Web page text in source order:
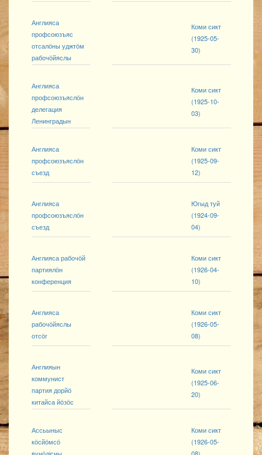
Англияса
профсоюзъяс
отсалӧны уджтӧм
рабочӧйяслы
Коми сикт
(1925-05-
30)
Англияса
профсоюзъяслӧн
делегация
Ленинградын
Коми сикт
(1925-10-
03)
Англияса
профсоюзъяслӧн
съезд
Коми сикт
(1925-09-
12)
Англияса
профсоюзъяслӧн
съезд
Югыд туй
(1924-09-
04)
Англияса рабочӧй
партиялӧн
конференция
Коми сикт
(1926-04-
10)
Англияса
рабочӧйяслы
отсӧг
Коми сикт
(1926-05-
08)
Англияын
коммунист
партия дорйӧ
китайса йӧзӧс
Коми сикт
(1925-06-
20)
Ассьыныс
кӧсйӧмсӧ
Коми сикт
(1926-05-